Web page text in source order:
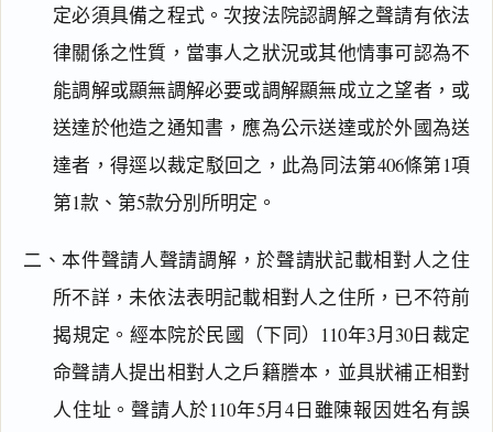
定必須具備之程式。次按法院認調解之聲請有依法
律關係之性質，當事人之狀況或其他情事可認為不
能調解或顯無調解必要或調解顯無成立之望者，或
送達於他造之通知書，應為公示送達或於外國為送
達者，得逕以裁定駁回之，此為同法第406條第1項
第1款、第5款分別所明定。
二、本件聲請人聲請調解，於聲請狀記載相對人之住
所不詳，未依法表明記載相對人之住所，已不符前
揭規定。經本院於民國（下同）110年3月30日裁定
命聲請人提出相對人之戶籍謄本，並具狀補正相對
人住址。聲請人於110年5月4日雖陳報因姓名有誤